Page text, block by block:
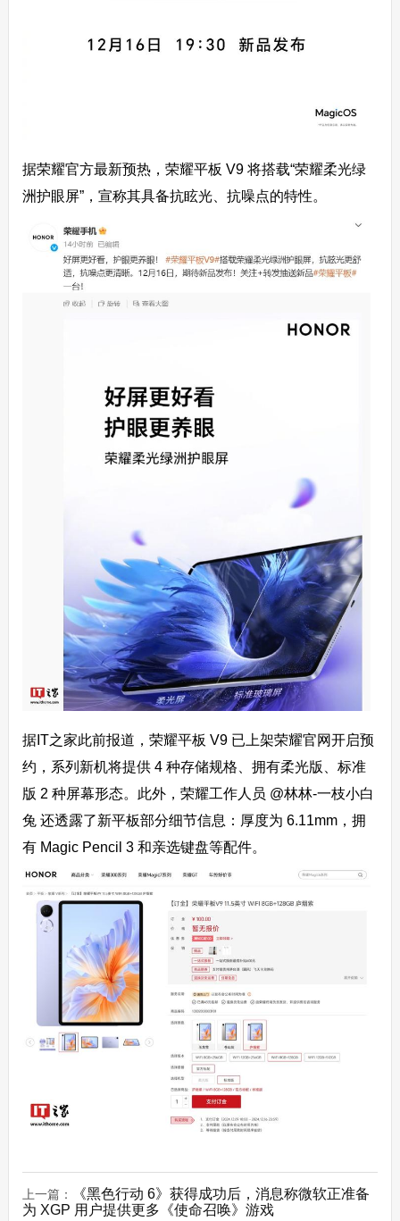
据荣耀官方最新预热，荣耀平板 V9 将搭载“荣耀柔光绿
洲护眼屏”，宣称其具备抗眩光、抗噪点的特性。
据IT之家此前报道，荣耀平板 V9 已上架荣耀官网开启预
约，系列新机将提供 4 种存储规格、拥有柔光版、标准
版 2 种屏幕形态。此外，荣耀工作人员 @林林-一枝小白
兔 还透露了新平板部分细节信息：厚度为 6.11mm，拥
有 Magic Pencil 3 和亲选键盘等配件。
上一篇：
《黑色行动 6》获得成功后，消息称微软正准备
为 XGP 用户提供更多《使命召唤》游戏